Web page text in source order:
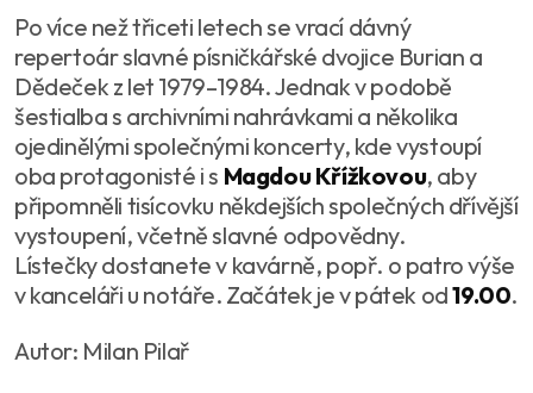
Po více než třiceti letech se vrací dávný
repertoár slavné písničkářské dvojice Burian a
Dědeček z let 1979–1984. Jednak v podobě
šestialba s archivními nahrávkami a několika
ojedinělými společnými koncerty, kde vystoupí
oba protagonisté i s Magdou Křížkovou, aby
připomněli tisícovku někdejších společných dřívější
vystoupení, včetně slavné odpovědny.
Lístečky dostanete v kavárně, popř. o patro výše
v kanceláři u notáře. Začátek je v pátek od19.00.
Autor: Milan Pilař